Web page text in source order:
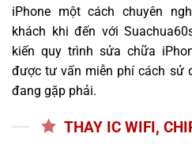
iPhone một cách chuyên
khách khi đến với
kiến quy trình sửa chữa
được tư vấn miễn phí cách sử
đang gặp phải.
THAY IC WIFI,